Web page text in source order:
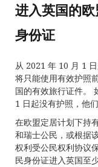
进入英国的
身份证
从 2021 年 10 月 1
将只能使用有效护照
国的有效旅行证件。
1 日起没有护照，他
在欧盟定居计划下持
和瑞士公民，或根据
权利受公民权利协议
民身份证进入英国至